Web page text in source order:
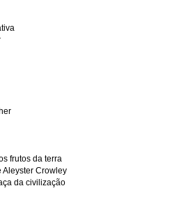
frutos da terra
Aleyster Crowley
da civilização